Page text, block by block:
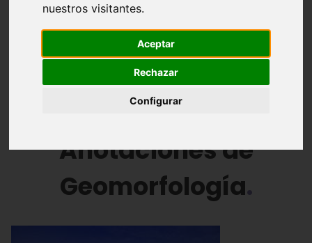
nuestros visitantes.
Aceptar
Rechazar
Configurar
Introducción Anotaciones de Geología
Anotaciones de Geomorfología
Nuestra costa al detalle
Anotaciones de
Geomorfología